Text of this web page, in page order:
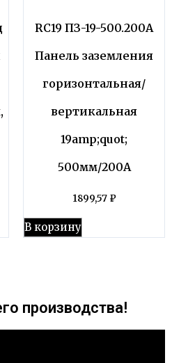
RC19 ПЗ-19-500.200А
Панель заземления
горизонтальная/
вертикальная
19amp;quot;
500мм/200А
1899,57 ₽
В корзину
производства!